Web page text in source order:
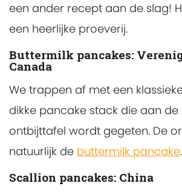
een ander recept aan de slag!
een heerlijke proeverij.
Buttermilk pancakes:
Canada
We trappen af met een
dikke pancake stack die aan
ontbijttafel wordt gegeten. De
natuurlijk de buttermilk pancake.
Scallion pancakes: China